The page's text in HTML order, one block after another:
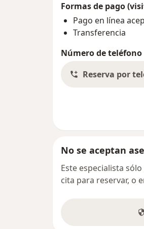
Formas de pago
Pago en línea
Transferencia
Número de teléfono
Reserva por
No se aceptan
Este especialista
cita para reservar, o